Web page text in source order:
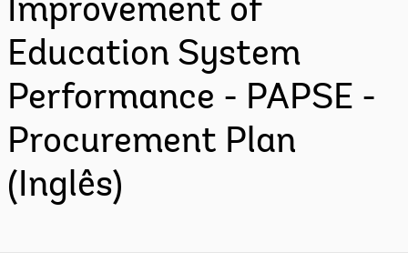
Improvement of
Education System
Performance - PAPSE -
Procurement Plan
(Inglês)